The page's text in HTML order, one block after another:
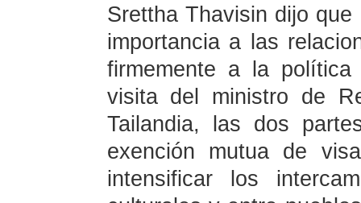
Srettha Thavisin dijo
importancia a las
firmemente a la
visita del ministro de
Tailandia, las dos
exención mutua de
intensificar los